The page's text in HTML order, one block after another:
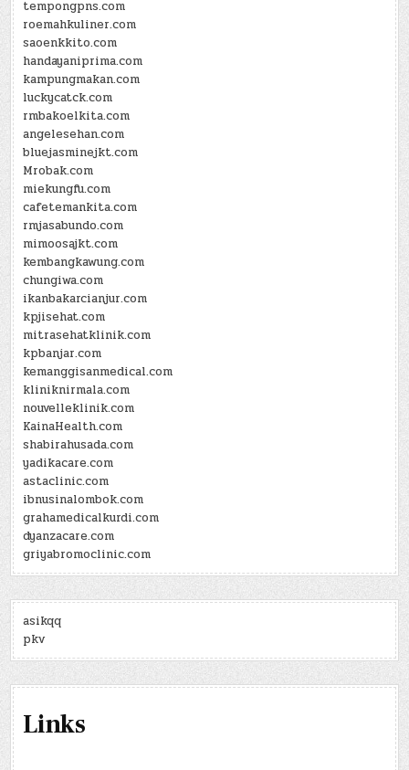
tempongpns.com
roemahkuliner.com
saoenkkito.com
handayaniprima.com
kampungmakan.com
luckycatck.com
rmbakoelkita.com
angelesehan.com
bluejasminejkt.com
Mrobak.com
miekungfu.com
cafetemankita.com
rmjasabundo.com
mimoosajkt.com
kembangkawung.com
chungiwa.com
ikanbakarcianjur.com
kpjisehat.com
mitrasehatklinik.com
kpbanjar.com
kemanggisanmedical.com
kliniknirmala.com
nouvelleklinik.com
KainaHealth.com
shabirahusada.com
yadikacare.com
astaclinic.com
ibnusinalombok.com
grahamedicalkurdi.com
dyanzacare.com
griyabromoclinic.com
asikqq
pkv
Links